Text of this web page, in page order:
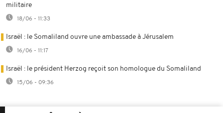
militaire
18/06 - 11:33
Israël : le Somaliland ouvre une ambassade à Jérusalem
16/06 - 11:17
Israël : le président Herzog reçoit son homologue du Somaliland
15/06 - 09:36